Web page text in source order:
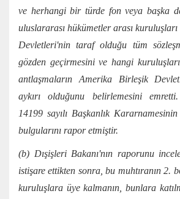
ve herhangi bir türde fon veya başka
uluslararası hükümetler arası
Devletleri'nin taraf olduğu tüm
gözden geçirmesini ve hangi
antlaşmaların Amerika Birleşik
aykırı olduğunu belirlemesini
14199 sayılı Başkanlık
bulgularını rapor etmiştir.
(b) Dışişleri Bakanı'nın raporunu
istişare ettikten sonra, bu muhtıranın 2.
kuruluşlara üye kalmanın, bunlara